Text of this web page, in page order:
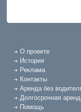
О проекте
История
Реклама
Контакты
Аренда без
Долгосрочная
Помощь